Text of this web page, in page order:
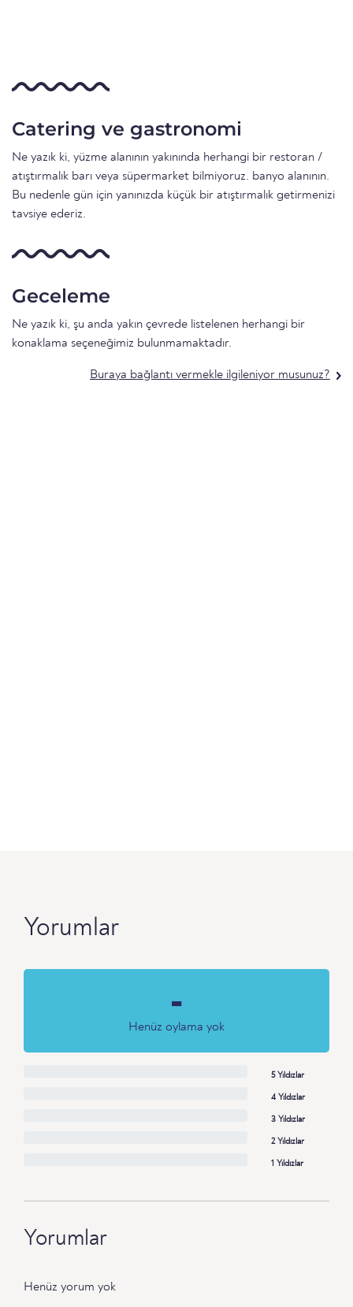
Catering ve gastronomi
Ne yazık ki, yüzme alanının yakınında herhangi bir restoran /
atıştırmalık barı veya süpermarket bilmiyoruz. banyo alanının.
Bu nedenle gün için yanınızda küçük bir atıştırmalık getirmenizi
tavsiye ederiz.
Geceleme
Ne yazık ki, şu anda yakın çevrede listelenen herhangi bir
konaklama seçeneğimiz bulunmamaktadır.
Buraya bağlantı vermekle ilgileniyor musunuz?
Yorumlar
-
Henüz oylama yok
5 Yıldızlar
4 Yıldızlar
3 Yıldızlar
2 Yıldızlar
1 Yıldızlar
Yorumlar
Henüz yorum yok